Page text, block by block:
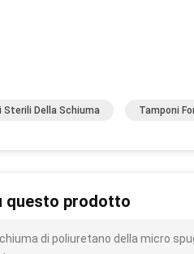
Sterili Della Schiuma Tamponi
questo prodotto
di poliuretano della micro